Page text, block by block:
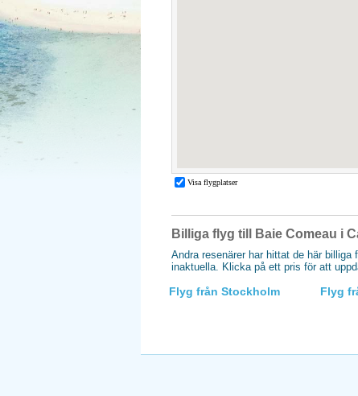
Billiga flyg till Baie Comeau i
Andra resenärer har hittat de här
inaktuella. Klicka på ett pris för att
Flyg från Stockholm Flyg